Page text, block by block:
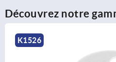
Découvrez notre
K0814